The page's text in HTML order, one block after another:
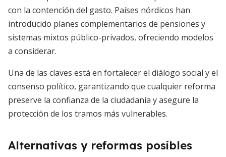
con la contención del gasto. Países nórdicos han
introducido planes complementarios de pensiones y
sistemas mixtos público-privados, ofreciendo modelos
a considerar.
Una de las claves está en fortalecer el diálogo social y el
consenso político, garantizando que cualquier reforma
preserve la confianza de la ciudadanía y asegure la
protección de los tramos más vulnerables.
Alternativas y reformas posibles